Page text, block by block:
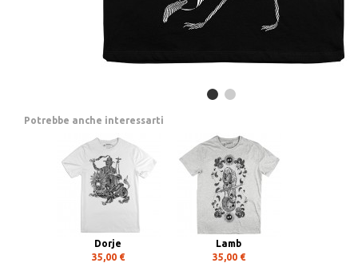
Potrebbe anche interessarti
Dorje
35,00 €
Lamb
35,00 €